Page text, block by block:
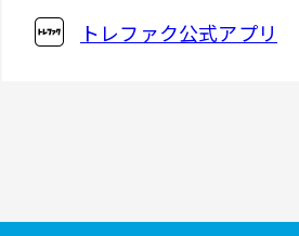
トレファク公式アプリ